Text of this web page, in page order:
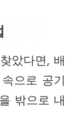
았다면, 배
으로 공기
밖으로 내